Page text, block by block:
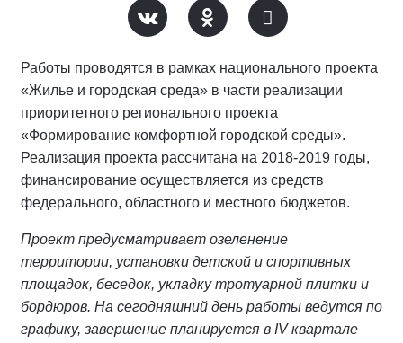
Работы проводятся в рамках национального проекта
«Жилье и городская среда» в части реализации
приоритетного регионального проекта
«Формирование комфортной городской среды».
Реализация проекта рассчитана на 2018-2019 годы,
финансирование осуществляется из средств
федерального, областного и местного бюджетов.
Проект предусматривает озеленение
территории, установки детской и спортивных
площадок, беседок, укладку тротуарной плитки и
бордюров. На сегодняшний день работы ведутся по
графику, завершение планируется в IV квартале